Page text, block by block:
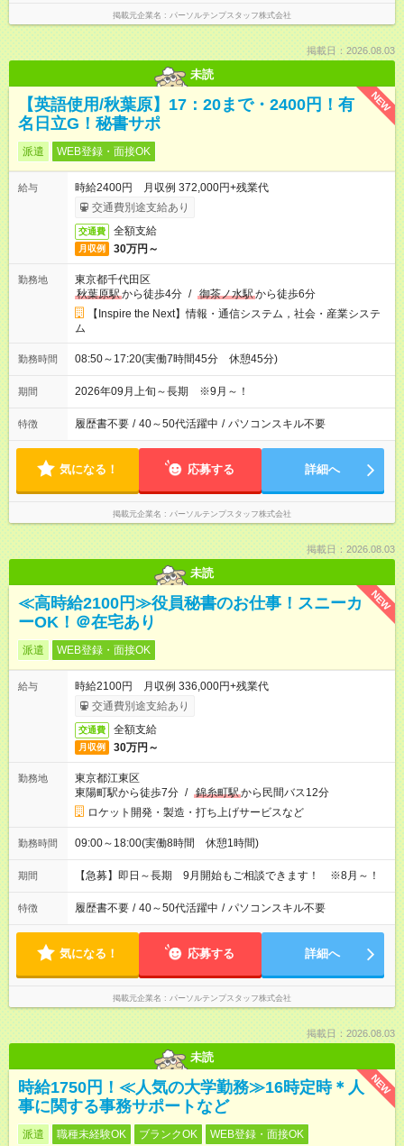
掲載元企業名 パーソルテンプスタッフ株式会社
掲載日：2026.08.03
未読
NEW
【英語使用/秋葉原】17：20まで・2400円！有
名日立G！秘書サポ
派遣 WEB登録・面接OK
給与
時給2400円 月収例 372,000円+残業代
交通費別途支給あり
交通費 全額支給
月収例 30万円～
勤務地
東京都千代田区
秋葉原駅から徒歩4分 / 御茶ノ水駅から徒歩6分
【Inspire the Next】情報・通信システム，社会・産業システ
ム
勤務時間 08:50～17:20(実働7時間45分 休憩45分)
期間 2026年09月上旬～長期 ※9月～！
特徴 履歴書不要 / 40～50代活躍中 / パソコンスキル不要
気になる！ 応募する 詳細へ
掲載元企業名 パーソルテンプスタッフ株式会社
掲載日：2026.08.03
未読
NEW
≪高時給2100円≫役員秘書のお仕事！スニーカ
ーOK！＠在宅あり
派遣 WEB登録・面接OK
給与
時給2100円 月収例 336,000円+残業代
交通費別途支給あり
交通費 全額支給
月収例 30万円～
勤務地
東京都江東区
東陽町駅から徒歩7分 / 錦糸町駅から民間バス12分
ロケット開発・製造・打ち上げサービスなど
勤務時間 09:00～18:00(実働8時間 休憩1時間)
期間 【急募】即日～長期 9月開始もご相談できます！ ※8月～！
特徴 履歴書不要 / 40～50代活躍中 / パソコンスキル不要
気になる！ 応募する 詳細へ
掲載元企業名 パーソルテンプスタッフ株式会社
掲載日：2026.08.03
未読
NEW
時給1750円！≪人気の大学勤務≫16時定時＊人
事に関する事務サポートなど
派遣 職種未経験OK ブランクOK WEB登録・面接OK